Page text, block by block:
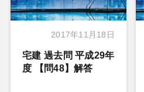
2017年11月18日
宅建 過去問 平成29年
度 【問48】解答